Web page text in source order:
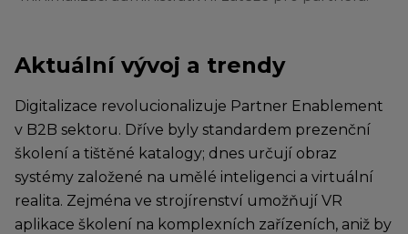
Aktuální vývoj a trendy
Digitalizace revolucionalizuje Partner Enablement
v B2B sektoru. Dříve byly standardem prezenční
školení a tištěné katalogy; dnes určují obraz
systémy založené na umělé inteligenci a virtuální
realita. Zejména ve strojírenství umožňují VR
aplikace školení na komplexních zařízeních, aniž by